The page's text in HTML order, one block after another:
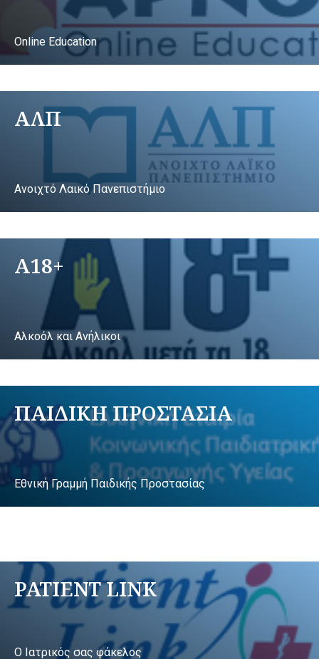
Online Education
ΑΛΠ
Ανοιχτό Λαικό Πανεπιστήμιο
A18+
Αλκοόλ και Ανήλικοι
ΠΑΙΔΙΚΗ ΠΡΟΣΤΑΣΙΑ
Εθνική Γραμμή Παιδικής Προστασίας
PATIENT LINK
Ο Ιατρικός σας φάκελος